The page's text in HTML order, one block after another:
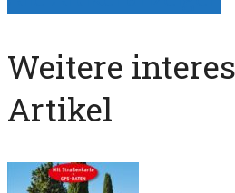
Weitere
Artikel